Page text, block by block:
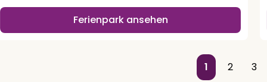
Ferienpark ansehen
1 2 3